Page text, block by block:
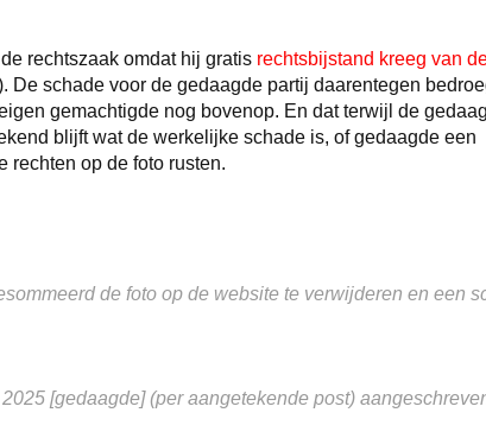
rechtszaak omdat hij gratis rechtsbijstand kreeg van
De schade voor de gedaagde partij daarentegen
gemachtigde nog bovenop. En dat terwijl de
blijft wat de werkelijke schade is, of gedaagde een
rechten op de foto rusten.
de foto op de website te verwijderen en een
[gedaagde] (per aangetekende post)